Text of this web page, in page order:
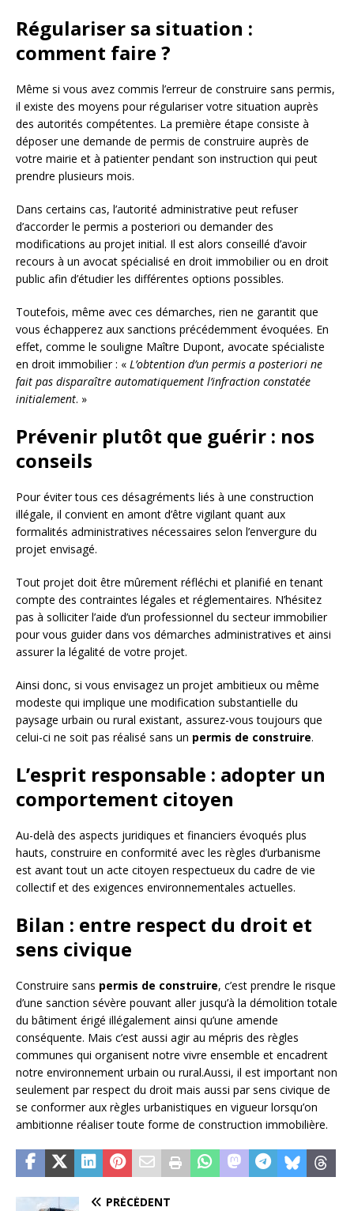
Régulariser sa situation :
comment faire ?
Même si vous avez commis l’erreur de construire sans permis,
il existe des moyens pour régulariser votre situation auprès
des autorités compétentes. La première étape consiste à
déposer une demande de permis de construire auprès de
votre mairie et à patienter pendant son instruction qui peut
prendre plusieurs mois.
Dans certains cas, l’autorité administrative peut refuser
d’accorder le permis a posteriori ou demander des
modifications au projet initial. Il est alors conseillé d’avoir
recours à un avocat spécialisé en droit immobilier ou en droit
public afin d’étudier les différentes options possibles.
Toutefois, même avec ces démarches, rien ne garantit que
vous échapperez aux sanctions précédemment évoquées. En
effet, comme le souligne Maître Dupont, avocate spécialiste
en droit immobilier : « L’obtention d’un permis a posteriori ne
fait pas disparaître automatiquement l’infraction constatée
initialement. »
Prévenir plutôt que guérir : nos
conseils
Pour éviter tous ces désagréments liés à une construction
illégale, il convient en amont d’être vigilant quant aux
formalités administratives nécessaires selon l’envergure du
projet envisagé.
Tout projet doit être mûrement réfléchi et planifié en tenant
compte des contraintes légales et réglementaires. N’hésitez
pas à solliciter l’aide d’un professionnel du secteur immobilier
pour vous guider dans vos démarches administratives et ainsi
assurer la légalité de votre projet.
Ainsi donc, si vous envisagez un projet ambitieux ou même
modeste qui implique une modification substantielle du
paysage urbain ou rural existant, assurez-vous toujours que
celui-ci ne soit pas réalisé sans un permis de construire.
L’esprit responsable : adopter un
comportement citoyen
Au-delà des aspects juridiques et financiers évoqués plus
hauts, construire en conformité avec les règles d’urbanisme
est avant tout un acte citoyen respectueux du cadre de vie
collectif et des exigences environnementales actuelles.
Bilan : entre respect du droit et
sens civique
Construire sans permis de construire, c’est prendre le risque
d’une sanction sévère pouvant aller jusqu’à la démolition totale
du bâtiment érigé illégalement ainsi qu’une amende
conséquente. Mais c’est aussi agir au mépris des règles
communes qui organisent notre vivre ensemble et encadrent
notre environnement urbain ou rural.Aussi, il est important non
seulement par respect du droit mais aussi par sens civique de
se conformer aux règles urbanistiques en vigueur lorsqu’on
ambitionne réaliser toute forme de construction immobilière.
PRÉCÉDENT